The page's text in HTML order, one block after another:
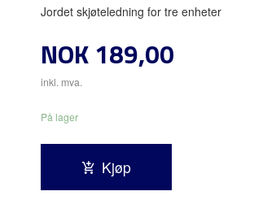
Jordet skjøteledning for tre enheter
Pris
NOK189,00
inkl. mva.
På lager
Kjøp